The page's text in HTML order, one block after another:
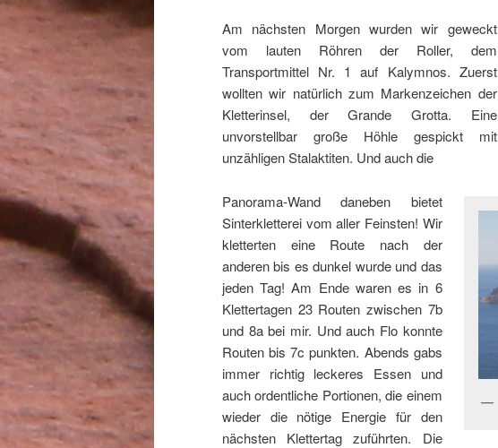
Am nächsten Morgen wurden wir geweckt
vom lauten Röhren der Roller, dem
Transportmittel Nr. 1 auf Kalymnos. Zuerst
wollten wir natürlich zum Markenzeichen der
Kletterinsel, der Grande Grotta. Eine
unvorstellbar große Höhle gespickt mit
unzähligen Stalaktiten. Und auch die
Panorama-Wand daneben bietet
Sinterkletterei vom aller Feinsten! Wir
kletterten eine Route nach der
anderen bis es dunkel wurde und das
jeden Tag! Am Ende waren es in 6
Klettertagen 23 Routen zwischen 7b
und 8a bei mir. Und auch Flo konnte
Routen bis 7c punkten. Abends gabs
immer richtig leckeres Essen und
auch ordentliche Portionen, die einem
wieder die nötige Energie für den
nächsten Klettertag zuführten. Die